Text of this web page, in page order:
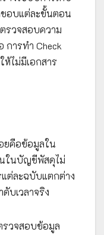
อบแต่ละขั้นตอน
ตรวจสอบความ
การทำ Check
ห้ไม่มีเอกสาร
ยคือข้อมูลใน
นในบัญชีพัสดุไม่
ต่ละฉบับแตกต่าง
บเวลาจริง
วจสอบข้อมูล